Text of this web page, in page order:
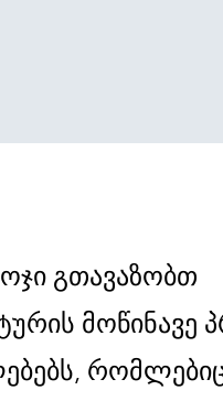
გთავაზობთ
მოწინავე